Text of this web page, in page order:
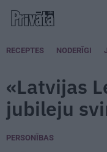
RECEPTES NODERĪGI
«Latvijas
jubileju
PERSONĪBAS